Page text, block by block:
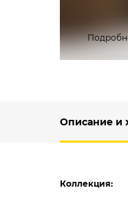
Описание и
Коллекция: